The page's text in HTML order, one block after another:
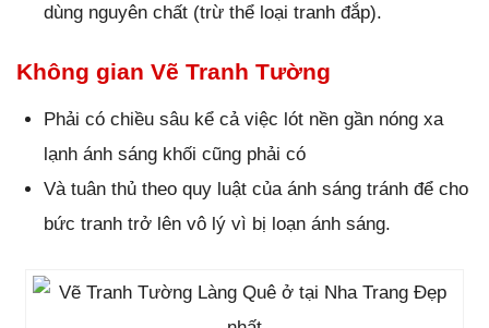
dùng nguyên chất (trừ thể loại tranh đắp).
Không gian Vẽ Tranh Tường
Phải có chiều sâu kể cả việc lót nền gần nóng xa
lạnh ánh sáng khối cũng phải có
Và tuân thủ theo quy luật của ánh sáng tránh để cho
bức tranh trở lên vô lý vì bị loạn ánh sáng.